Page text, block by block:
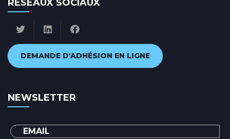
RÉSEAUX SOCIAUX
DEMANDE D'ADHÉSION EN LIGNE
NEWSLETTER